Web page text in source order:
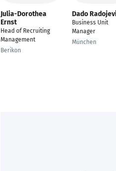
Julia-Dorothea
Ernst
Head of Recruiting
Management
Berikon
Dado
Business Unit
Manager
München